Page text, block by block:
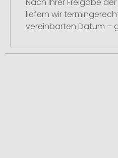
liefern wir
vereinbarten Datum –